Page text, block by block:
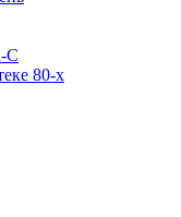
С
80-х